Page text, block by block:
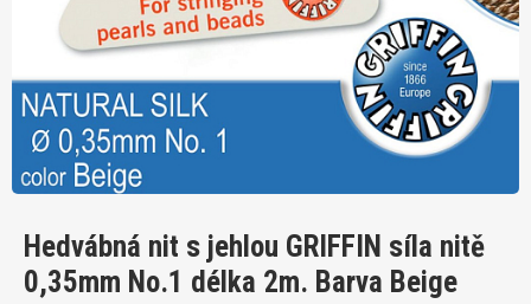
Hedvábná nit s jehlou GRIFFIN síla nitě
0,35mm No.1 délka 2m. Barva Beige